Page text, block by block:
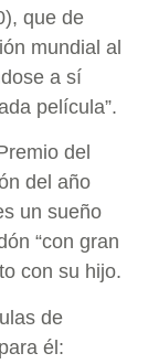
que de
mundial al
a sí
película”.
del
del año
un sueño
“con gran
con su hijo.
de
él: